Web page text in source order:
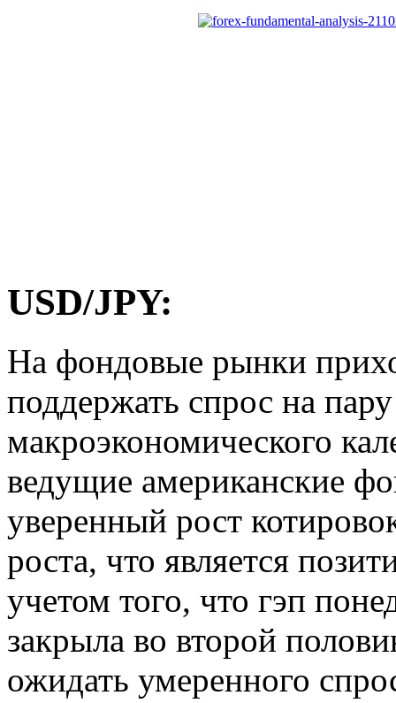
USD/JPY:
На фондовые рынки
поддержать спрос на
макроэкономического
ведущие американские
уверенный рост
роста, что является
учетом того, что гэп
закрыла во второй
ожидать умеренного